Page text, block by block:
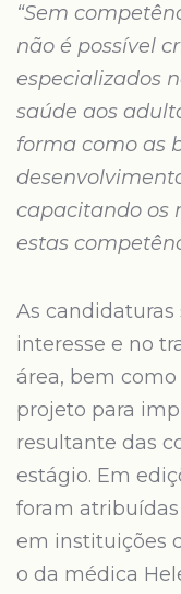
“Sem
não é possível
especializados
saúde aos
forma como as
capacitando os
estas
As candidaturas
interesse e no
área, bem
projeto para
resultante das
estágio. Em
foram
em instituições
o da médica